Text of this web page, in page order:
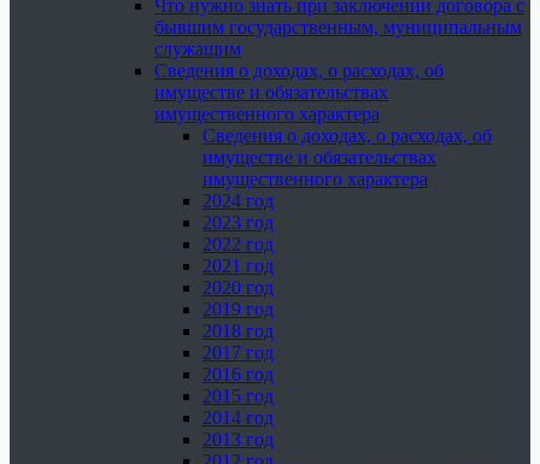
Что нужно знать при заключении договора с
бывшим государственным, муниципальным
служащим
Сведения о доходах, о расходах, об
имуществе и обязательствах
имущественного характера
Сведения о доходах, о расходах, об
имуществе и обязательствах
имущественного характера
2024 год
2023 год
2022 год
2021 год
2020 год
2019 год
2018 год
2017 год
2016 год
2015 год
2014 год
2013 год